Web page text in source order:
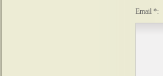
Email *: